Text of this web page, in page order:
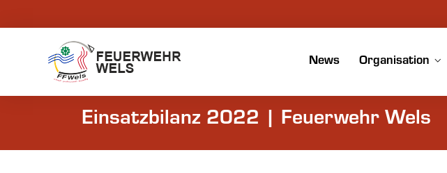
News Organisation
Einsatzbilanz 2022 | Feuerwehr Wels